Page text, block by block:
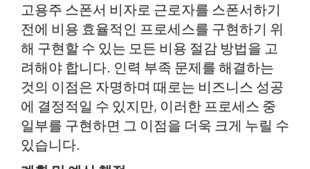
고용주 스폰서 비자로 근로자를 스폰서하기
전에 비용 효율적인 프로세스를 구현하기 위
해 구현할 수 있는 모든 비용 절감 방법을 고
려해야 합니다. 인력 부족 문제를 해결하는
것의 이점은 자명하며 때로는 비즈니스 성공
에 결정적일 수 있지만, 이러한 프로세스 중
일부를 구현하면 그 이점을 더욱 크게 누릴 수
있습니다.